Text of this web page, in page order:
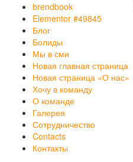
brendbook
Elementor #49845
Блог
Болиды
Мы в сми
Новая главная страница
Новая страница «О нас»
Хочу в команду
О команде
Галерея
Сотрудничество
Contacts
Контакты